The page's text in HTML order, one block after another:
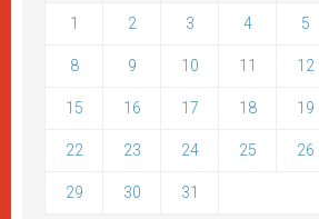
1 2 3 4 5
8 9 10 11 12
15 16 17 18 19
22 23 24 25 26
29 30 31